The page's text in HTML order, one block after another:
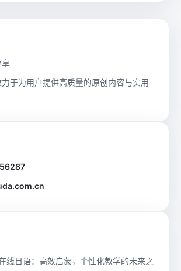
享
于为用户提供高质量的原创内容与实用
线日语：高效启蒙，个性化教学的未来之